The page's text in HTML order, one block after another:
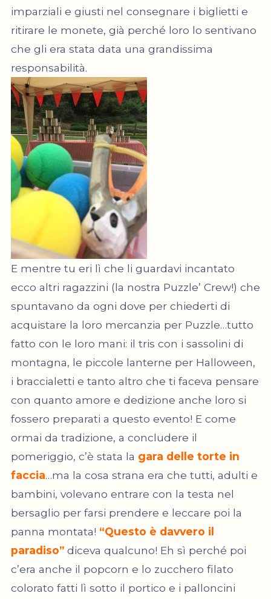
imparziali e giusti nel consegnare i biglietti e
ritirare le monete, già perché loro lo sentivano
che gli era stata data una grandissima
responsabilità.
E mentre tu eri lì che li guardavi incantato
ecco altri ragazzini (la nostra Puzzle’ Crew!) che
spuntavano da ogni dove per chiederti di
acquistare la loro mercanzia per Puzzle…tutto
fatto con le loro mani: il tris con i sassolini di
montagna, le piccole lanterne per Halloween,
i braccialetti e tanto altro che ti faceva pensare
con quanto amore e dedizione anche loro si
fossero preparati a questo evento! E come
ormai da tradizione, a concludere il
pomeriggio, c’è stata la gara delle torte in
faccia…ma la cosa strana era che tutti, adulti e
bambini, volevano entrare con la testa nel
bersaglio per farsi prendere e leccare poi la
panna montata! “Questo è davvero il
paradiso” diceva qualcuno! Eh sì perché poi
c’era anche il popcorn e lo zucchero filato
colorato fatti lì sotto il portico e i palloncini